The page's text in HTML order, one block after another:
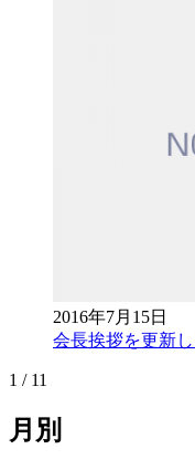
2016年7月15日
会長挨拶を更新
1 / 11
月別